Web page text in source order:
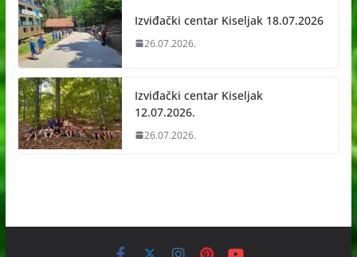
Izviđački centar Kiseljak 18.07.2026
26.07.2026.
Izviđački centar Kiseljak
12.07.2026.
26.07.2026.